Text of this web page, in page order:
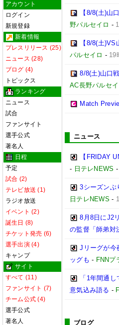
アカウント
ログイン
新規登録
新着情報
プレスリリース (25)
ニュース (28)
ブログ (4)
トピックス
ランキング
ニュース
試合
ファンサイト
選手公式
著名人
日程
予定
試合 (2)
テレビ放送 (1)
ラジオ放送
イベント (2)
誕生日 (8)
チケット発売 (6)
選手出演 (4)
キャンプ
サイト
すべて (11)
ファンサイト (7)
チーム公式 (4)
選手公式
著名人
【8/8(土)山
野パルセイロ -
【8/8(土
パルセイロ - 19
8/8(土)山口
AC長野パルセイ
Match
ニュース
【FRIDAY
- 日テレNEWS -
3シーズンぶ
日テレNEWS -
8月8日にJ2
の監督「師弟対
Jリーグが今
ッグも - FNNプ
「1年間通
意気込み語る -
ブログ